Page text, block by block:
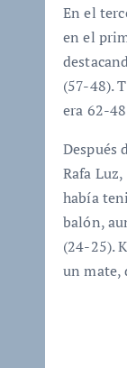
En el
en el
(57-48).
era 62-
Después
Rafa
había
balón,
(24-25).
un mate,